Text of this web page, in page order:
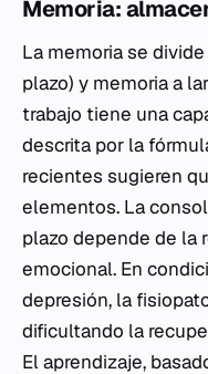
Memoria:
La memoria se
plazo) y memoria a
trabajo tiene una
descrita por la
recientes sugieren
elementos. La
plazo depende de la
emocional. En
depresión, la
dificultando la
El aprendizaje,